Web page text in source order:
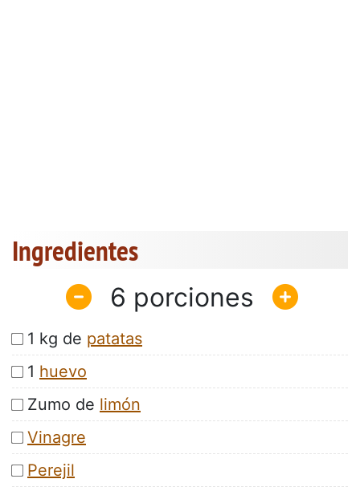
Ingredientes
6
1 kg de patatas
1 huevo
Zumo de limón
Vinagre
Perejil